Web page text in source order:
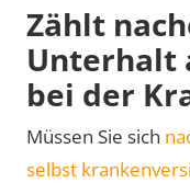
Zählt
Unterhalt
bei der
Müssen Sie sich
selbst